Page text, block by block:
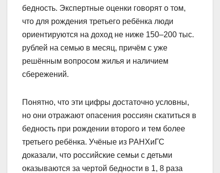
бедность. Экспертные оценки говорят о том,
что для рождения третьего ребёнка люди
ориентируются на доход не ниже 150–200 тыс.
рублей на семью в месяц, причём с уже
решённым вопросом жилья и наличием
сбережений.
Понятно, что эти цифры достаточно условны,
но они отражают опасения россиян скатиться в
бедность при рождении второго и тем более
третьего ребёнка. Учёные из РАНХиГС
доказали, что российские семьи с детьми
оказываются за чертой бедности в 1, 8 раза